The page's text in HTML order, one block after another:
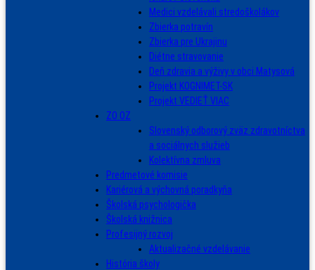
Medici vzdelávali stredoškolákov
Zbierka potravín
Zbierka pre Ukrajinu
Diétne stravovanie
Deň zdravia a výživy v obci Matysová
Projekt KOGNIMET-SK
Projekt VEDIEŤ VIAC
ZO OZ
Slovenský odborový zväz zdravotníctva
a sociálnych služieb
Kolektívna zmluva
Predmetové komisie
Kariérová a výchovná poradkyňa
Školská psychologička
Školská knižnica
Profesijný rozvoj
Aktualizačné vzdelávanie
História školy